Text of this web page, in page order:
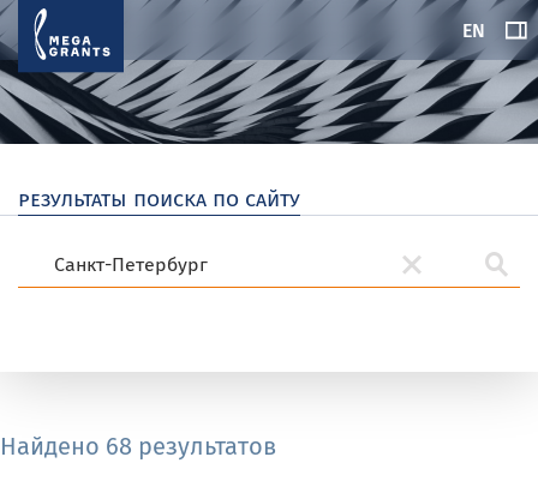
EN
результаты поиска по сайту
Найдено 68 результатов